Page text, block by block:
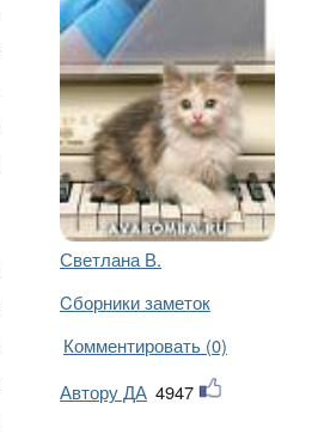
Светлана В.
Cборники заметок
Комментировать (0)
Автору ДА 4947